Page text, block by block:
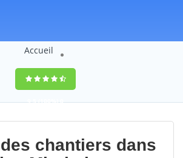
Accueil
9,5(100%)0
votes
chantiers dans